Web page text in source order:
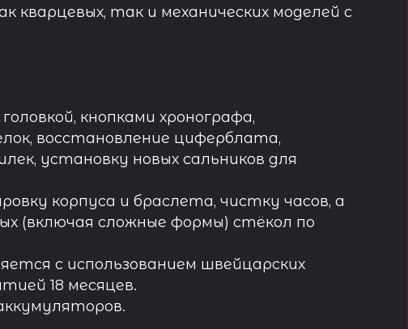
кварцевых, так и механических моделей с
кнопками хронографа,
восстановление циферблата,
установку новых сальников для
корпуса и браслета, чистку часов, а
(включая сложные формы) стёкол по
с использованием швейцарских
18 месяцев.